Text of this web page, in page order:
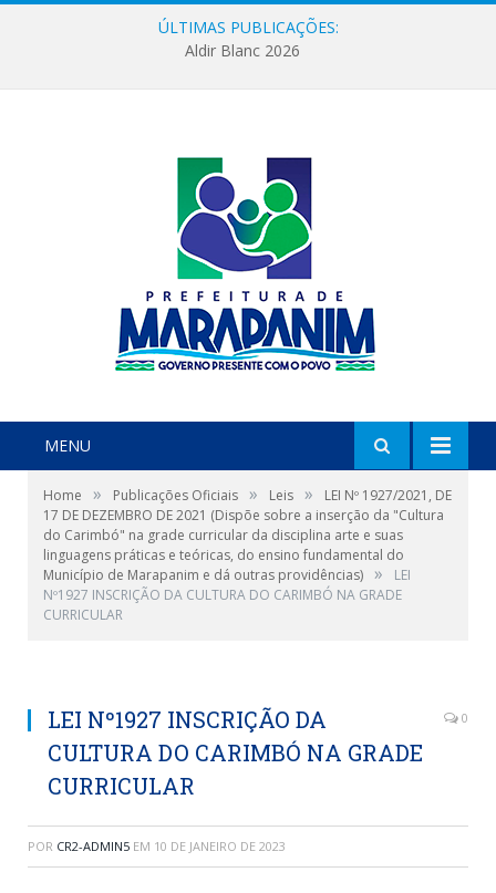
ÚLTIMAS PUBLICAÇÕES:
Aldir Blanc 2026
MENU
Home » Publicações Oficiais » Leis »
LEI Nº 1927/2021, DE
17 DE DEZEMBRO DE 2021 (Dispõe sobre a inserção da "Cultura
do Carimbó" na grade curricular da disciplina arte e suas
linguagens práticas e teóricas, do ensino fundamental do
Município de Marapanim e dá outras providências) »
LEI
Nº1927 INSCRIÇÃO DA CULTURA DO CARIMBÓ NA GRADE
CURRICULAR
LEI Nº1927 INSCRIÇÃO DA
CULTURA DO CARIMBÓ NA GRADE
CURRICULAR
0
POR CR2-ADMIN5 EM 10 DE JANEIRO DE 2023